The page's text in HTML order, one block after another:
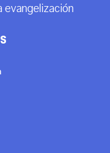
evangelización